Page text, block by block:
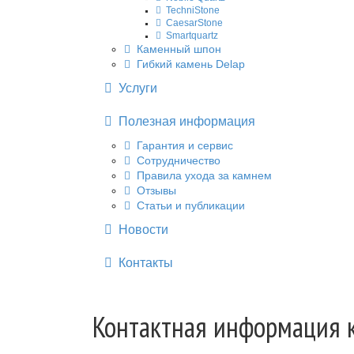
TechniStone
CaesarStone
Smartquartz
Каменный шпон
Гибкий камень Delap
Услуги
Полезная информация
Гарантия и сервис
Сотрудничество
Правила ухода за камнем
Отзывы
Статьи и публикации
Новости
Контакты
Контактная информация